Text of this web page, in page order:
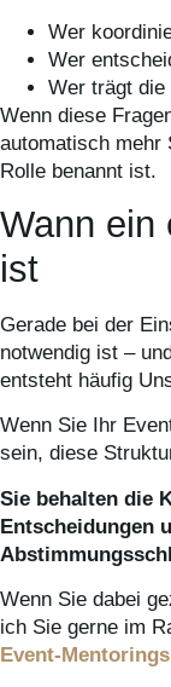
Wer
Wer
Wer trägt die
Wenn diese
automatisch mehr
Rolle benannt ist.
Wann ein
ist
Gerade bei der
notwendig ist –
entsteht häufig
Wenn Sie Ihr
sein, diese
Sie behalten die
Entscheidungen
Wenn Sie dabei
ich Sie gerne im
Event-Mentorings